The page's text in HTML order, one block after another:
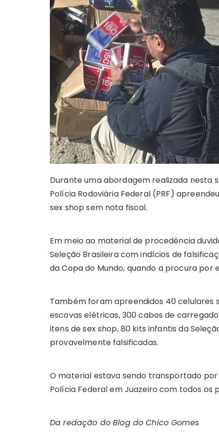
ts
A
p
p
e
b
o
o
k
s
e
n
g
er
y
Li
n
k
re
st
e
dI
n
te
r
g
r
a
m
Durante uma abordagem realizada nesta
Polícia Rodoviária Federal (PRF)
sex shop sem nota fiscal.
Em meio ao material de procedência
Seleção Brasileira com indícios de
da Copa do Mundo, quando a procura
Também foram apreendidos 40 celulares
escovas elétricas, 300 cabos de
itens de sex shop, 80 kits infantis da
provavelmente falsificadas.
O material estava sendo transportado
Polícia Federal em Juazeiro com todos os
Da redação do Blog do Chico Gomes